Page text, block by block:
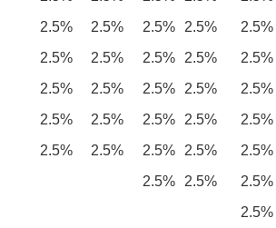
2.5% 2.5% 2.5% 2.5%
2.5%
2.5% 2.5% 2.5% 2.5%
2.5%
2.5% 2.5% 2.5% 2.5%
2.5%
2.5% 2.5% 2.5% 2.5%
2.5%
2.5% 2.5% 2.5% 2.5%
2.5%
2.5% 2.5%
2.5%
2.5%